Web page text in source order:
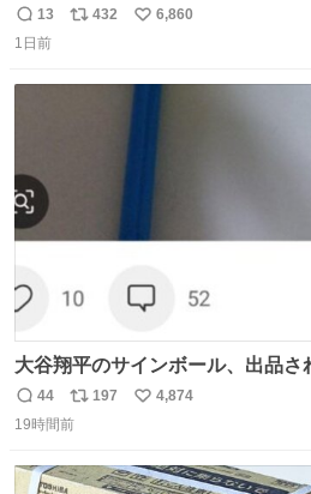
ます🍝 ありがとう先人の知恵
返
信
13
リ
432
い
6,860
1日前
大谷翔平のサインボール、出品
返
信
44
リ
ポ
ト
197
い
数
4,874
19時間前